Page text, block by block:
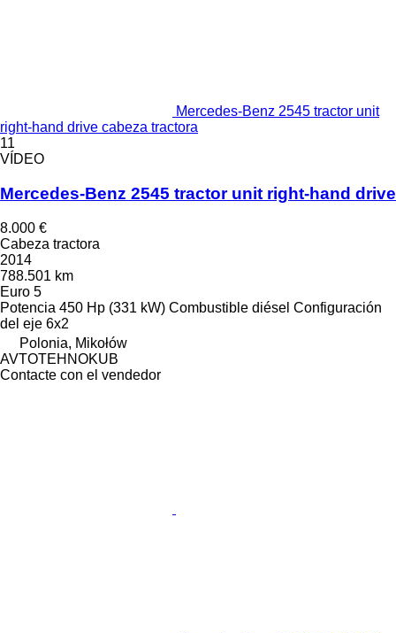
Mercedes-Benz 2545 tractor unit
right-hand drive cabeza tractora
11
VÍDEO
Mercedes-Benz 2545 tractor unit right-hand drive
8.000 €
Cabeza tractora
2014
788.501 km
Euro 5
Potencia 450 Hp (331 kW) Combustible diésel Configuración
del eje 6x2
Polonia, Mikołów
AVTOTEHNOKUB
Contacte con el vendedor